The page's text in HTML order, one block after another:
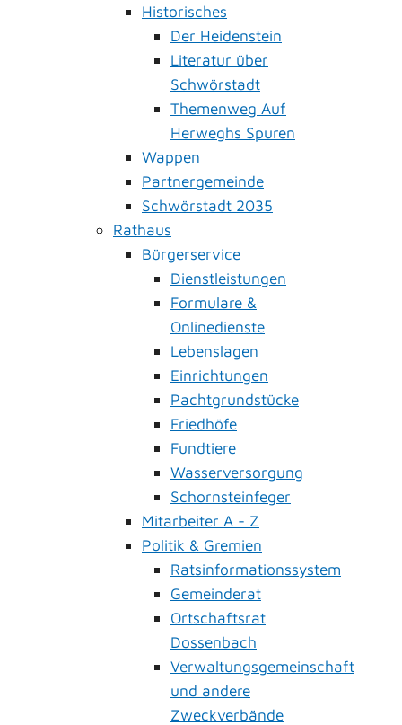
Historisches
Der Heidenstein
Literatur über
Schwörstadt
Themenweg Auf
Herweghs Spuren
Wappen
Partnergemeinde
Schwörstadt 2035
Rathaus
Bürgerservice
Dienstleistungen
Formulare &
Onlinedienste
Lebenslagen
Einrichtungen
Pachtgrundstücke
Friedhöfe
Fundtiere
Wasserversorgung
Schornsteinfeger
Mitarbeiter A - Z
Politik & Gremien
Ratsinformationssystem
Gemeinderat
Ortschaftsrat
Dossenbach
Verwaltungsgemeinschaft
und andere
Zweckverbände